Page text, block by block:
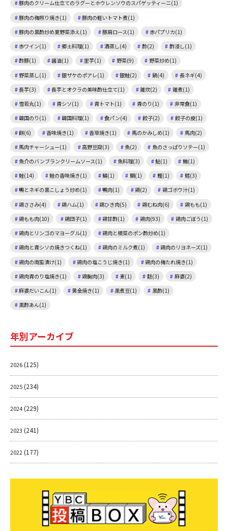
豚肉のクリーム仕立てのラグーとホウレンソウのスパゲッティーニ(1)
豚肉の梅照り焼き(1)
豚肉の軽いトマト煮(1)
豚肉の黒酢炒め夏野菜添え(1)
豚肩ロース(1)
赤パプリカ(1)
赤ワイン(1)
郷土料理(1) 酒蒸し(4) 酢(2)
酢浸し(1)
酢豚(1)
醤油(1) 里芋(1) 野菜(9)
野菜炒め(1)
野菜蒸し(1)
銀ザケのポアレ(1) 銀鮭(2) 鍋(4)
長ネギ(4)
長芋(3)
長芋とオクラの美味酢仕立て(1) 雑炊(2)
雑煮(1)
雪若丸(1)
青シソ(1) 青トマト(1) 青のり(1)
非常食(1)
韓国のり(1)
韓国料理(1) 食パン(4) 餃子(2)
餃子の皮(1)
餅(6)
香味焼き(1) 香草焼き(1) 馬のかみしめ(1)
馬肉(2)
馬肉チャーシュー(1)
高野豆腐(3) 魚(2)
魚のさっぱりソテー(1)
魚介のバンブランクリームソース(1)
魚料理(3) 鮎(1)
鮪(1)
鮭(14)
鮭の香味焼き(1) 鯖(1) 鯛(1) 鰹(1)
鱈(3)
鴨とネギの黒こしょう炒め(1)
鴨肉(1) 鶏(2)
鶏ゴボウ汁(1)
鶏ささみ(4)
鶏ハム(1) 鶏ひき肉(5) 鶏むね肉(6)
鶏もも(1)
鶏もも肉(10)
鶏団子(1) 鶏甘酢(1) 鶏肉(93)
鶏肉ごぼう(1)
鶏肉とリンゴのマヨーグル(1)
鶏肉と根菜のポン酢炒め(1)
鶏肉と青シソの焼きつくね(1)
鶏肉のミルク煮(1)
鶏肉のリヨネーズ(1)
鶏肉の南蛮漬け(1)
鶏肉の塩こうじ焼き(1)
鶏肉の梅たれ焼き(1)
鶏肉青のり塩焼き(1)
鶏胸肉(3) 麦(1) 麩(3)
麻婆(2)
麻婆だいこん(1)
黄金焼き(1) 黒煮豆(1)
黒酢(1)
黒酢あん(1)
年別アーカイブ
2026(125)
2025(234)
2024(229)
2023 (241)
2022(177)